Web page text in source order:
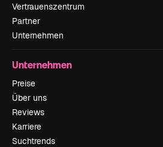
Vertrauenszentrum
Partner
Unternehmen
Unternehmen
Preise
Über uns
Reviews
Karriere
Suchtrends